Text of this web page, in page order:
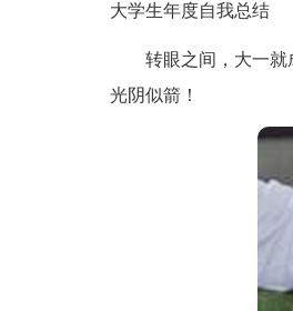
大学生年度自我总结
转眼之间，大一就成
光阴似箭！